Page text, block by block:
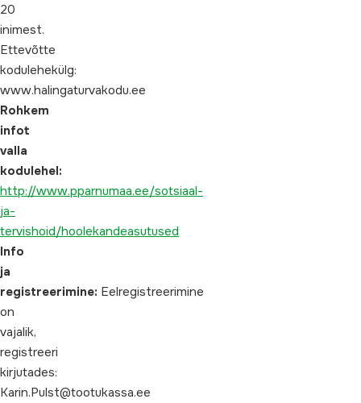
20
inimest.
Ettevõtte
kodulehekülg:
www.halingaturvakodu.ee
Rohkem
infot
valla
kodulehel:
http://www.pparnumaa.ee/sotsiaal-
ja-
tervishoid/hoolekandeasutused
Info
ja
registreerimine: Eelregistreerimine
on
vajalik,
registreeri
kirjutades:
Karin.Pulst@tootukassa.ee